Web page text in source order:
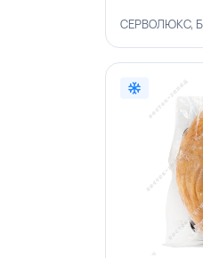
СЕРВОЛЮКС,